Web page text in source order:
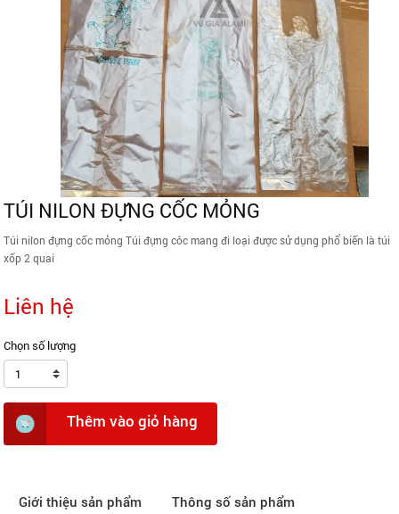
TÚI NILON ĐỰNG CỐC MỎNG
Túi nilon đựng cốc mỏng Túi đựng côc mang đi loại được sử dụng phổ biến là túi
xốp 2 quai
Liên hệ
Chọn số lượng
1
Thêm vào giỏ hàng
Giới thiệu sản phẩm Thông số sản phẩm